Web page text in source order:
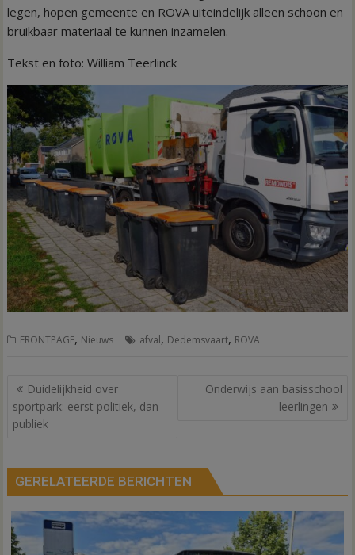
legen, hopen gemeente en ROVA uiteindelijk alleen schoon en
bruikbaar materiaal te kunnen inzamelen.
Tekst en foto: William Teerlinck
FRONTPAGE, Nieuws afval, Dedemsvaart, ROVA
Bericht
navigatie
Duidelijkheid over
sportpark: eerst politiek, dan
publiek
Onderwijs aan basisschool
leerlingen
GERELATEERDE BERICHTEN